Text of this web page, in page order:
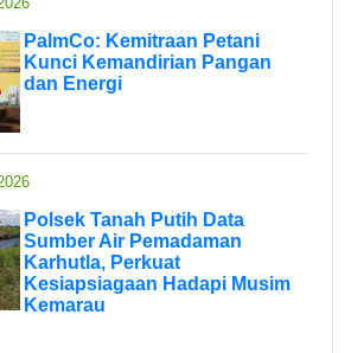
PalmCo: Kemitraan Petani
Kunci Kemandirian Pangan
dan Energi
Polsek Tanah Putih Data
Sumber Air Pemadaman
Karhutla, Perkuat
Kesiapsiagaan Hadapi Musim
Kemarau